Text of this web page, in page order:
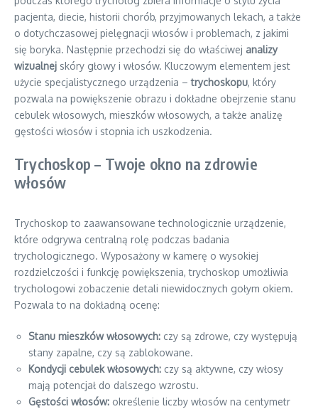
pacjenta, diecie, historii chorób, przyjmowanych lekach, a także
o dotychczasowej pielęgnacji włosów i problemach, z jakimi
się boryka. Następnie przechodzi się do właściwej analizy
wizualnej skóry głowy i włosów. Kluczowym elementem jest
użycie specjalistycznego urządzenia –trychoskopu, który
pozwala na powiększenie obrazu i dokładne obejrzenie stanu
cebulek włosowych, mieszków włosowych, a także analizę
gęstości włosów i stopnia ich uszkodzenia.
Trychoskop – Twoje okno na zdrowie
włosów
Trychoskop to zaawansowane technologicznie urządzenie,
które odgrywa centralną rolę podczas badania
trychologicznego. Wyposażony w kamerę o wysokiej
rozdzielczości i funkcję powiększenia, trychoskop umożliwia
trychologowi zobaczenie detali niewidocznych gołym okiem.
Pozwala to na dokładną ocenę:
Stanu mieszków włosowych: czy są zdrowe, czy występują
stany zapalne, czy są zablokowane.
Kondycji cebulek włosowych: czy są aktywne, czy włosy
mają potencjał do dalszego wzrostu.
Gęstości włosów: określenie liczby włosów na centymetr